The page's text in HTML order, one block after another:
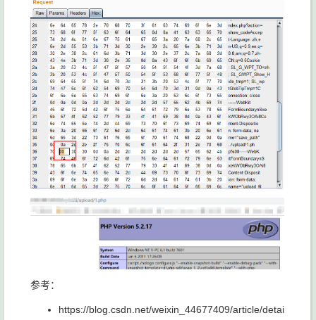
参考：
https://blog.csdn.net/weixin_44677409/article/detai